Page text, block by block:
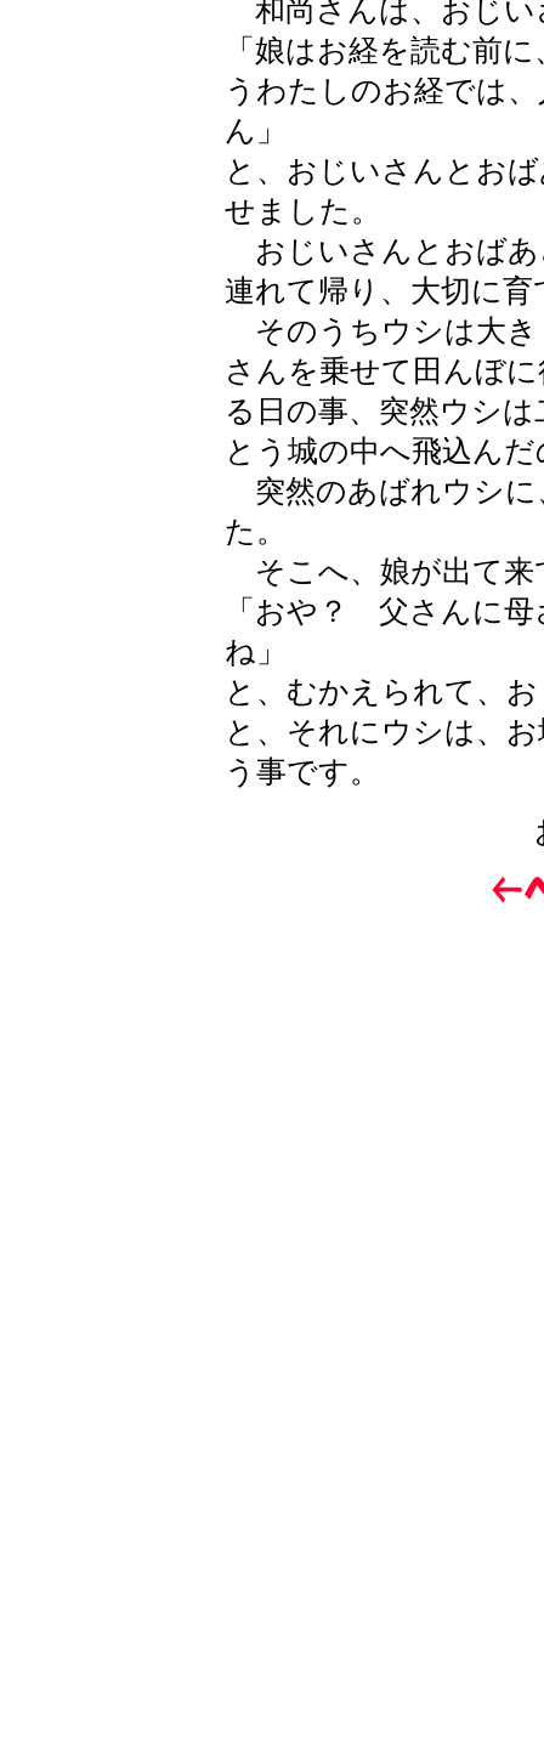
和尚さんは、おじい
「娘はお経を読む前
うわたしのお経では
ん」
と、おじいさんとお
せました。
おじいさんとおばあ
連れて帰り、大切に育
そのうちウシは大き
さんを乗せて田んぼ
る日の事、突然ウシ
とう城の中へ飛込ん
突然のあばれウシに
た。
そこへ、娘が出て来
「おや？ 父さんに
ね」
と、むかえられて、
と、それにウシは、
う事です。